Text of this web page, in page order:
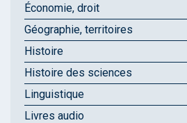
Économie, droit
Géographie, territoires
Histoire
Histoire des sciences
Linguistique
Livres audio